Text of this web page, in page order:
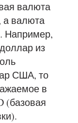
валюта
а валюта
Например,
из
США, то
в
(базовая